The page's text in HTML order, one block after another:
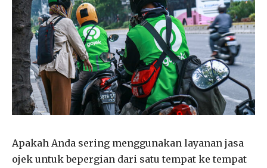
Apakah Anda sering menggunakan layanan jasa
ojek untuk bepergian dari satu tempat ke tempat